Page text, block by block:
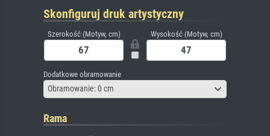
Skonfiguruj druk artystyczny
Szerokość (Motyw, cm) Wysokość (Motyw, cm)
Dodatkowe obramowanie
Obramowanie: 0 cm
Rama